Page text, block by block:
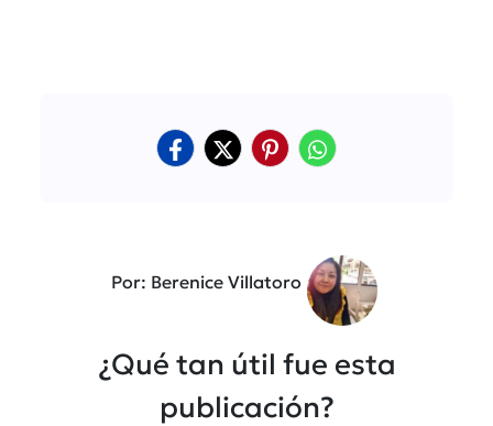
Por: Berenice Villatoro
¿Qué tan útil fue esta
publicación?